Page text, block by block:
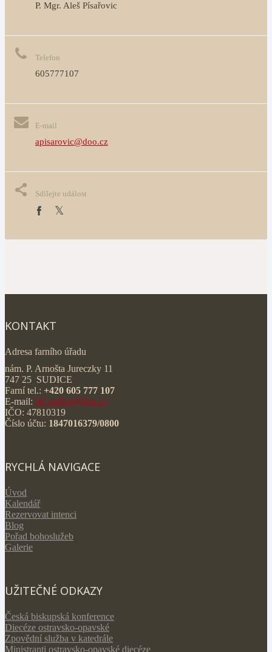
P. Mgr. Aleš Písařovic
Telefon
605777107
E-mail
apisarovic@doo.cz
Sdílejte událost
KONTAKT
Adresa farního úřadu
nám. P. Arnošta Jureczky 11
747 25 SUDICE
Farní tel.: +420 605 777 107
E-mail: rkf.sudice@doo.cz
IČO: 47810319
Číslo účtu: 1847016379/0800
RYCHLÁ NAVIGACE
Úvod
Kalendář
Rezervovat intenci
Blog
Pořad bohoslužeb
Galerie
UŽITEČNÉ ODKAZY
Česká biskupská konference
Diecéze ostravsko-opavské
Zpovědní služba v katedrále
Ministranti ostravsko-opavské diecéze